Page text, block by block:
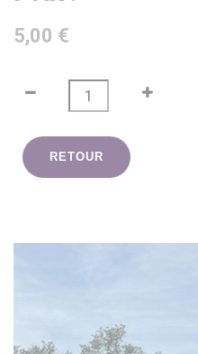
5,00 €
RETOUR